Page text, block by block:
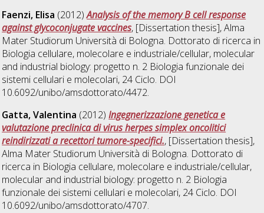
Faenzi, Elisa (2012)Analysis of the memory B cell response
against glycoconjugate vaccines, [Dissertation thesis], Alma
Mater Studiorum Università di Bologna. Dottorato di ricerca in
Biologia cellulare, molecolare e industriale/cellular, molecular
and industrial biology: progetto n. 2 Biologia funzionale dei
sistemi cellulari e molecolari, 24 Ciclo. DOI
10.6092/unibo/amsdottorato/4472.
Gatta, Valentina (2012)Ingegnerizzazione genetica e
valutazione preclinica di virus herpes simplex oncolitici
reindirizzati a recettori tumore-specifici., [Dissertation thesis],
Alma Mater Studiorum Università di Bologna. Dottorato di
ricerca in Biologia cellulare, molecolare e industriale/cellular,
molecular and industrial biology: progetto n. 2 Biologia
funzionale dei sistemi cellulari e molecolari, 24 Ciclo. DOI
10.6092/unibo/amsdottorato/4707.